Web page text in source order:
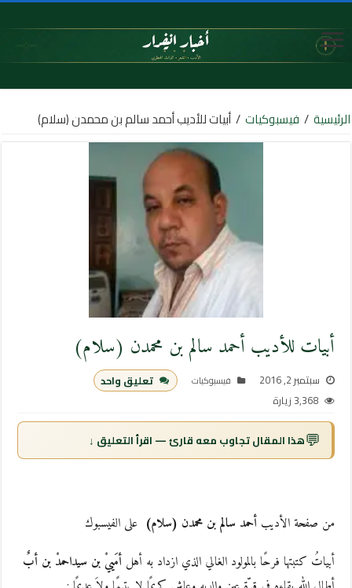
الرئيسية / فيسبوكيات / أبيات للأديب أحمد سالم بن محمدن (سلام)
أبيات للأديب أحمد سالم بن محمدن (سلام)
سبتمبر 2, 2016 فيسبوكيات
تعليق واحد
3,368 زيارة
💬هذا المقال تجاوب معه قارئ — اقرأ التعليق ↓
من صفحة الأديب أحمد سالم بن محمدن (سلام) على الفيسبوك
أبياتُ كتبتها فرحًا بالمولود الغالي الذي ازداد به أهلأمَييْ بن سيداحمدْ بن أبٌ